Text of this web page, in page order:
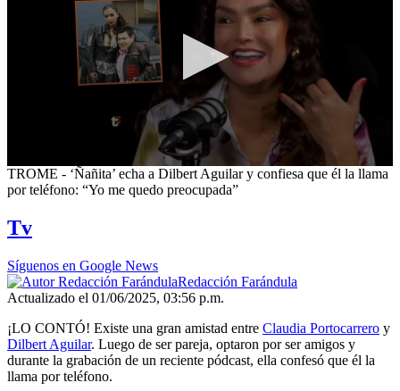
0
seconds
of
minute,
8
seconds
TROME - ‘Ñañita’ echa a Dilbert Aguilar y confiesa que él la llama
por teléfono: “Yo me quedo preocupada”
Tv
Síguenos en Google News
Redacción Farándula
Actualizado el 01/06/2025, 03:56 p.m.
¡LO CONTÓ! Existe una gran amistad entre Claudia Portocarrero y
Dilbert Aguilar. Luego de ser pareja, optaron por ser amigos y
durante la grabación de un reciente pódcast, ella confesó que él la
llama por teléfono.